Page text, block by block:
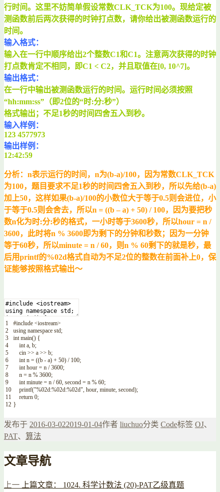
行时间。 这里不妨简单假设常数CLK_TCK为100。现给定被
测函数前后两次获得的时钟打点数，请你给出被测函数运行的
时间。
输入格式：
输入在一行中顺序给出2个整数C1和C1。注意两次获得的时钟
打点数肯定不相同，即C1 < C2， 并且取值在[0, 10^7]。
输出格式：
在一行中输出被测函数运行的时间。运行时间必须按照
“hh:mm:ss”（即2位的“时:分:秒”）
格式输出；不足1秒的时间四舍五入到秒。
输入样例：
123 4577973
输出样例：
12:42:59
分析：n表示运行的时间，n为(b-a)/100，因为常数CLK_TCK
为100，题目要求不足1秒的时间四舍五入到秒，所以先给(b-a)
加上50，这样如果(b-a)/100的小数位大于等于0.5则会进位，小
于等于0.5则会舍去，所以n = ((b – a) + 50) / 100，因为要把秒
数n化为时:分:秒的格式，一小时等于3600秒，所以hour = n /
3600，此时将n % 3600即为剩下的分钟和秒数；因为一分钟
等于60秒，所以minute = n / 60，则n % 60剩下的就是秒，最
后用printf的%02d格式自动为不足2位的整数在前面补上0，保
证能够按照格式输出～
1
2
3
4
5
6
7
8
9
10
11
12
#include <iostream>
using namespace std;
int main() {
int a, b;
cin >> a >> b;
int n = ((b - a) + 50) / 100;
int hour = n / 3600;
n = n % 3600;
int minute = n / 60, second = n % 60;
printf("%02d:%02d:%02d", hour, minute, second);
return 0;
}
发布于 2016-03-022019-01-04作者 liuchuo分类 Code标签 OJ、
PAT、 算法
文章导航
上一 上篇文章： 1024. 科学计数法 (20)-PAT乙级真题